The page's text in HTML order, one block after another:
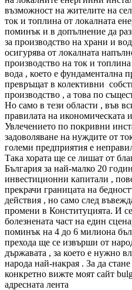
възможност на жителите на
ток и топлина от локалната
поминък и в допълнение да
за производство на храни и
осигурява от локалната
производство на ток и
вода , което е фундаментална
превръщат в колективни
производство , а това по
Но само в тези области , във
правилата на икономическата
Увлечението по покривни
задоволяване на нуждите от
големи предприятия е
Така хората ще се лишат от
България за най-малко 20
инвестиционни капитали ,
прекрачи границата на
действия , но само след
промени в Конституцията. И
болезнената част на един
поминък на 4 до 6 милиона
прехода ще се извърши от
държавата , за което е нужно
народа най-накрая . За да
конкретно вижте моят сайт
адресната лента